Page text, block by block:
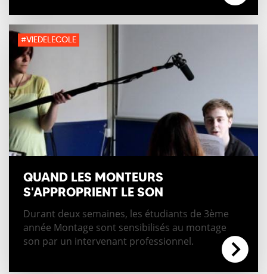
#VIEDELECOLE
QUAND LES MONTEURS
S'APPROPRIENT LE SON
Durant deux semaines, les étudiants de 3ème
année Montage sont sensibilisés au montage
son par un intervenant professionnel.